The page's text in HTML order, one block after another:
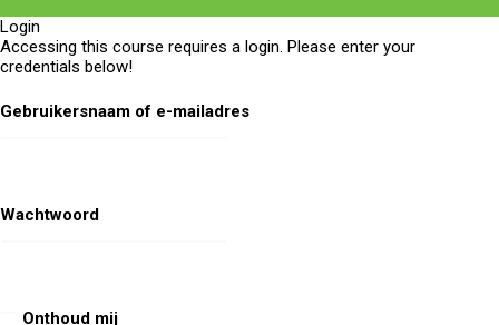
Login
Accessing this course requires a login. Please enter your
credentials below!
Gebruikersnaam of e-mailadres
Wachtwoord
Onthoud mij